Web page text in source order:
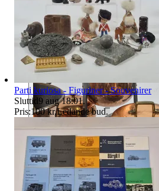
Parti kuriosa - Figuriner - Souvenirer
Sluttid9 aug 18:01.
Pris:100 kr,Ledande bud.